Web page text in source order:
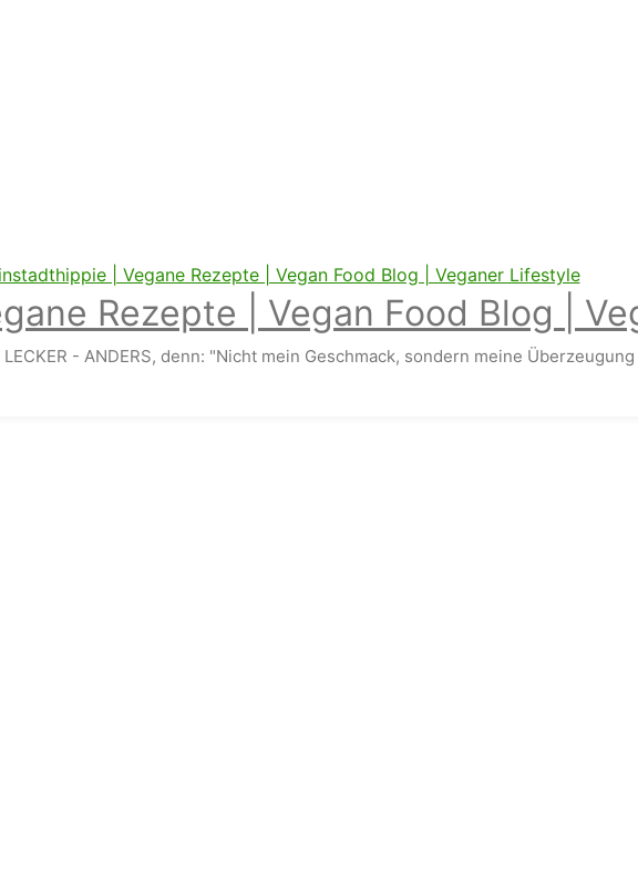
Rezepte | Vegan Food Blog |
- ANDERS, denn: "Nicht mein Geschmack, sondern meine